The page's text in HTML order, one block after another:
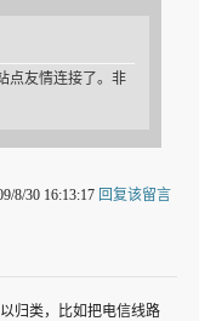
点友情连接了。非
8/30 16:13:17 回复该留言
归类，比如把电信线路